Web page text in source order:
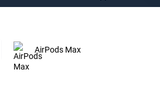
AirPods Max